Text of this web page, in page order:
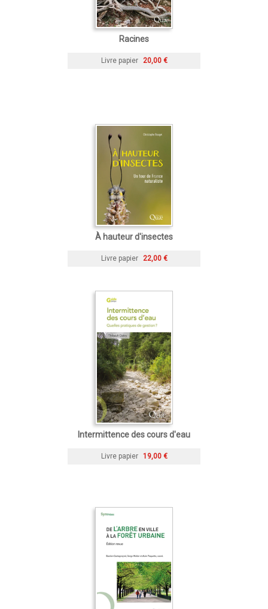
Racines
Livre papier 20,00 €
À hauteur d'insectes
Livre papier 22,00 €
Intermittence des cours d'eau
Livre papier 19,00 €